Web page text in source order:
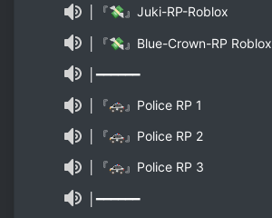
│『💸』Juki-RP-Roblox
│『💸』Blue-Crown-RP Roblox
│━━━━━━
│『🚓』Police RP 1
│『🚓』Police RP 2
│『🚓』Police RP 3
│━━━━━━